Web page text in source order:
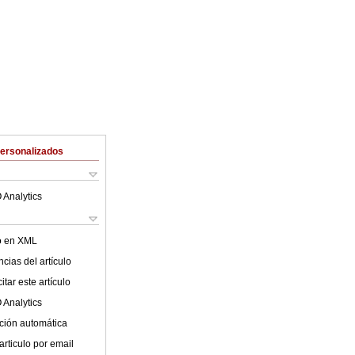
Analytics
en XML
del artículo
este artículo
Analytics
automática
por email